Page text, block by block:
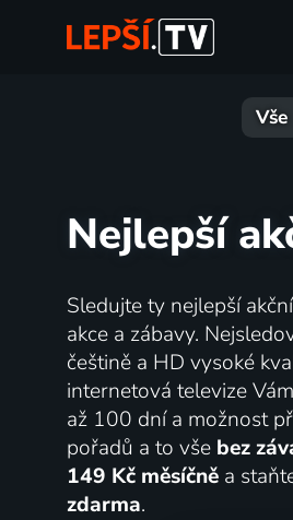
Vše
Nejlepší
Sledujte ty nejlepší
akce a zábavy.
češtině a HD vysoké
internetová televize
až 100 dní a možnost
pořadů a to vše bez
149 Kč měsíčněa
zdarma.